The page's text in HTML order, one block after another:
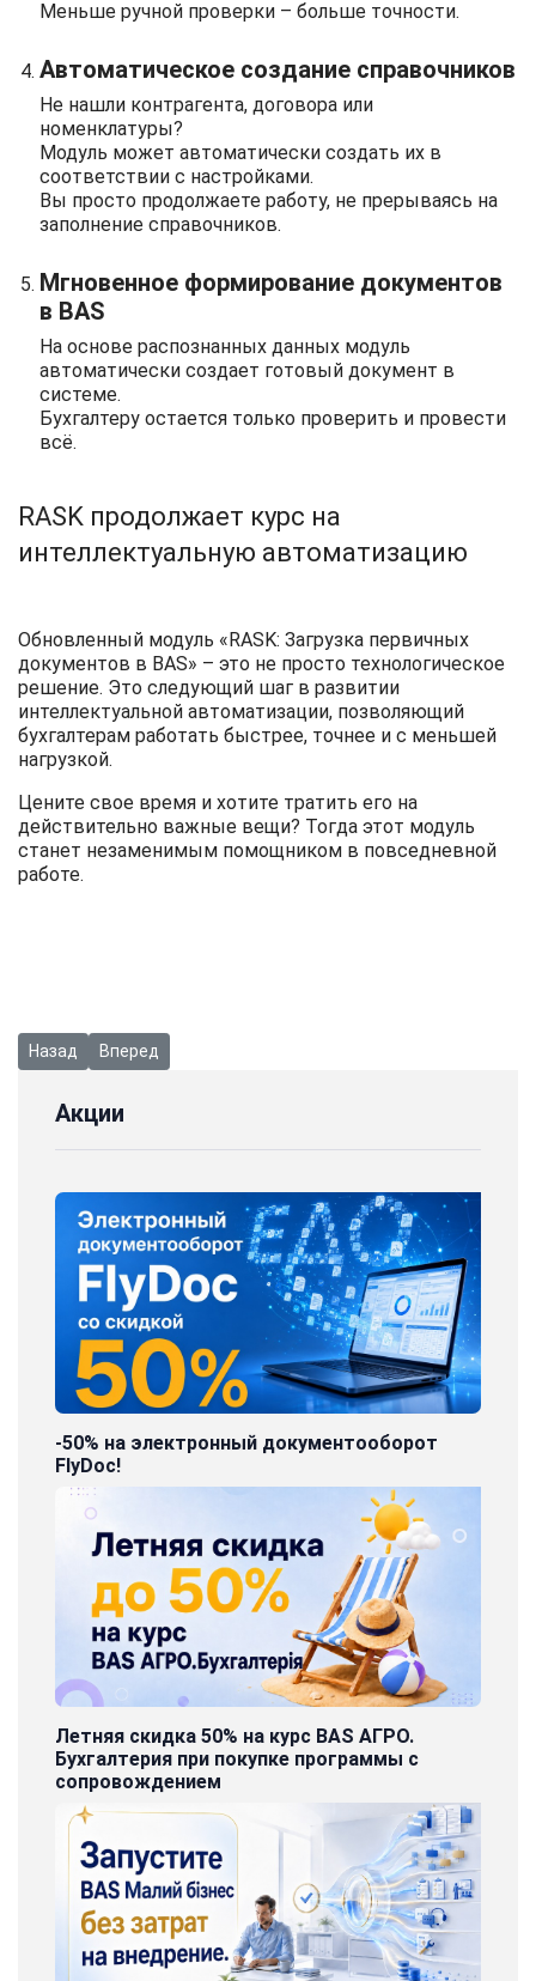
Меньше ручной проверки – больше точности.
Автоматическое создание справочников
Не нашли контрагента, договора или
номенклатуры?
Модуль может автоматически создать их в
соответствии с настройками.
Вы просто продолжаете работу, не прерываясь на
заполнение справочников.
Мгновенное формирование документов
в BAS
На основе распознанных данных модуль
автоматически создает готовый документ в
системе.
Бухгалтеру остается только проверить и провести
всё.
RASK продолжает курс на
интеллектуальную автоматизацию
Обновленный модуль «RASK: Загрузка первичных
документов в BAS» – это не просто технологическое
решение. Это следующий шаг в развитии
интеллектуальной автоматизации, позволяющий
бухгалтерам работать быстрее, точнее и с меньшей
нагрузкой.
Цените свое время и хотите тратить его на
действительно важные вещи? Тогда этот модуль
станет незаменимым помощником в повседневной
работе.
Предыдущий: RASK на VIII ERP FORUM: о практике внедрения
Назад Следующий: Вебинар "Загрузка первички и актов
Вперед
Акции
-50% на электронный документооборот
FlyDoc!
Летняя скидка 50% на курс BAS АГРО.
Бухгалтерия при покупке программы с
сопровождением